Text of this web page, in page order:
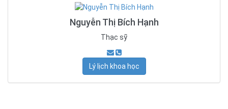
Nguyễn Thị Bích Hạnh
Thạc sỹ
Lý lịch khoa học